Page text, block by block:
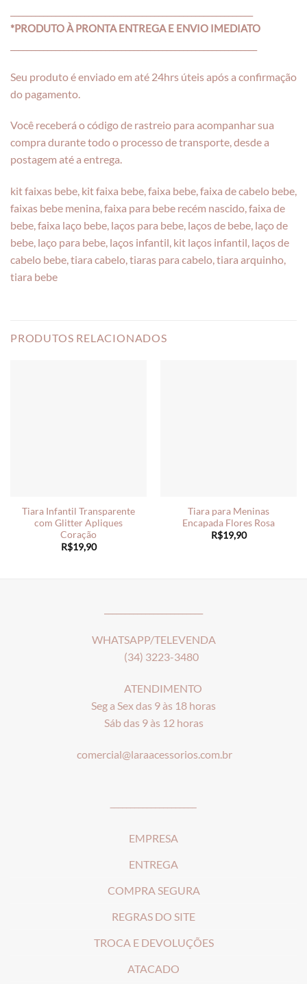
*PRODUTO À PRONTA ENTREGA E ENVIO IMEDIATO
Seu produto é enviado em até 24hrs úteis após a confirmação
do pagamento.
Você receberá o código de rastreio para acompanhar sua
compra durante todo o processo de transporte, desde a
postagem até a entrega.
kit faixas bebe, kit faixa bebe, faixa bebe, faixa de cabelo bebe,
faixas bebe menina, faixa para bebe recém nascido, faixa de
bebe, faixa laço bebe, laços para bebe, laços de bebe, laço de
bebe, laço para bebe, laços infantil, kit laços infantil, laços de
cabelo bebe, tiara cabelo, tiaras para cabelo, tiara arquinho,
tiara bebe
PRODUTOS RELACIONADOS
Tiara Infantil Transparente
com Glitter Apliques
Coração
R$19,90
Tiara para Meninas
Encapada Flores Rosa
R$19,90
WHATSAPP/TELEVENDA
(34) 3223-3480
ATENDIMENTO
Seg a Sex das 9 às 18 horas
Sáb das 9 às 12 horas
comercial@laraacessorios.com.br
EMPRESA
ENTREGA
COMPRA SEGURA
REGRAS DO SITE
TROCA E DEVOLUÇÕES
ATACADO